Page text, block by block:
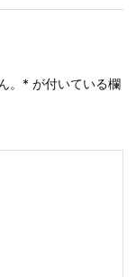
。 * が付いている欄